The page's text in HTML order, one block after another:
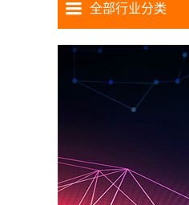
全部行业分类